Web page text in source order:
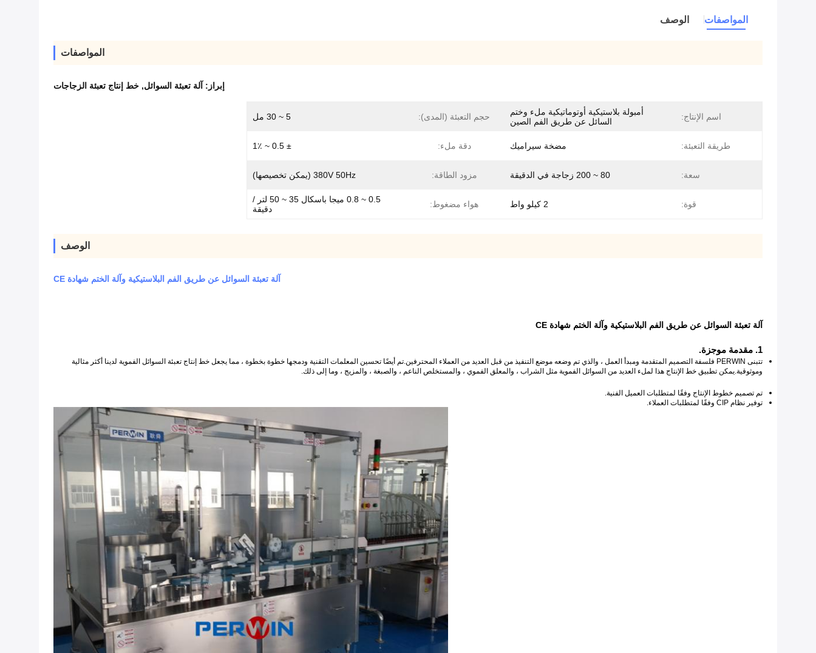
المواصفات الوصف
المواصفات
إبراز: آلة تعبئة السوائل, خط إنتاج تعبئة الزجاجات
اسم الإنتاج:
أمبولة بلاستيكية أوتوماتيكية ملء وختم
السائل عن طريق الفم الصين
حجم التعبئة (المدى): 5 ~ 30 مل
طريقة التعبئة: مضخة سيراميك دقة ملء: ± 0.5 ~ 1٪
سعة: 80 ~ 200 زجاجة في الدقيقة مزود الطاقة: 380V 50Hz (يمكن تخصيصها)
قوة: 2 كيلو واط هواء مضغوط:
0.5 ~ 0.8 ميجا باسكال 35 ~ 50 لتر /
دقيقة
الوصف
آلة تعبئة السوائل عن طريق الفم البلاستيكية وآلة الختم شهادة CE
آلة تعبئة السوائل عن طريق الفم البلاستيكية وآلة الختم شهادة CE
1. مقدمة موجزة.
تتبنى PERWIN فلسفة التصميم المتقدمة ومبدأ العمل ، والذي تم وضعه موضع التنفيذ من قبل العديد من العملاء المحترفين.تم أيضًا تحسين المعلمات التقنية ودمجها خطوة بخطوة ، مما يجعل خط إنتاج تعبئة السوائل الفموية لدينا أكثر مثالية
وموثوقية.يمكن تطبيق خط الإنتاج هذا لملء العديد من السوائل الفموية مثل الشراب ، والمعلق الفموي ، والمستخلص الناعم ، والصبغة ، والمزيج ، وما إلى ذلك.
تم تصميم خطوط الإنتاج وفقًا لمتطلبات العميل الفنية.
توفير نظام CIP وفقًا لمتطلبات العملاء.